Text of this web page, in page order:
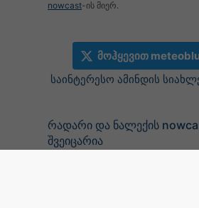
nowcast-ის მიერ.
მოჰყევით
საინტერესო ამინდის
რადარი და ნალექის
შვეიცარია